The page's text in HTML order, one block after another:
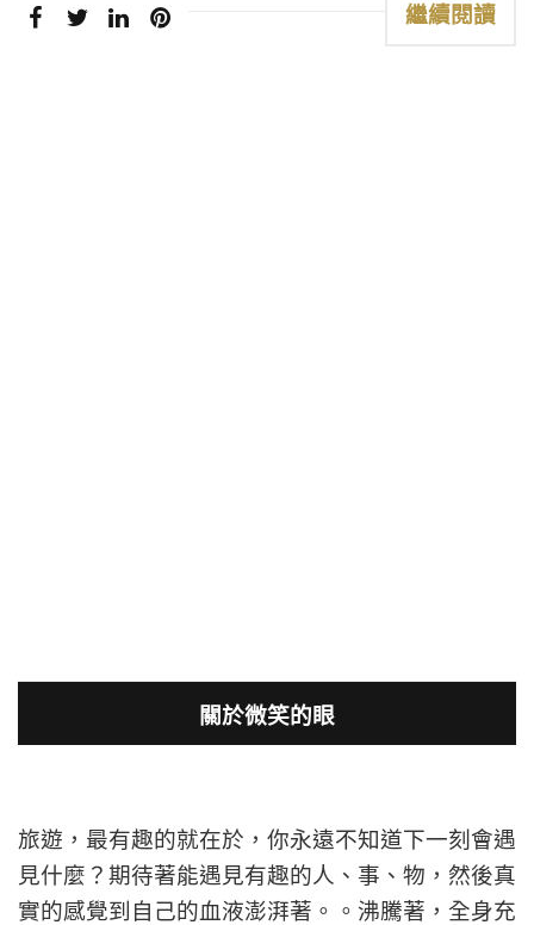
繼續閱讀
關於微笑的眼
旅遊，最有趣的就在於，你永遠不知道下一刻會遇
見什麼？期待著能遇見有趣的人、事、物，然後真
實的感覺到自己的血液澎湃著。。沸騰著，全身充